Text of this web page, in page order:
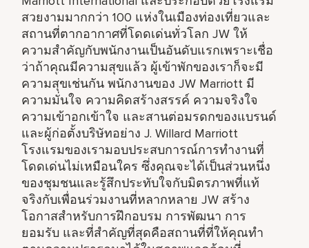
สวยงามมากกว่า 100 แห่งในเมืองท่องเที่ยวและ
สถานที่ตากอากาศที่โดดเด่นทั่วโลก JW ให้
ความสำคัญกับพนักงานเป็นอันดับแรกเพราะเชื่อ
ว่าถ้าคุณมีความสุขแล้ว ผู้เข้าพักของเราก็จะมี
ความสุขเช่นกัน พนักงานของ JW Marriott มี
ความมั่นใจ ความคิดสร้างสรรค์ ความจริงใจ
ความเข้าอกเข้าใจ และสานต่อมรดกของแบรนด์
และผู้ก่อตั้งบริษัทอย่าง J. Willard Marriott
โรงแรมของเรามอบประสบการณ์การทำงานที่
โดดเด่นไม่เหมือนใคร ซึ่งคุณจะได้เป็นส่วนหนึ่ง
ของชุมชนและรู้สึกประทับใจกับมิตรภาพที่แท้
จริงกับเพื่อนร่วมงานที่หลากหลาย JW สร้าง
โอกาสสำหรับการฝึกอบรม การพัฒนา การ
ยอมรับ และที่สำคัญที่สุดคือสถานที่ที่ให้คุณทำ